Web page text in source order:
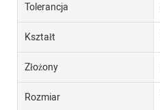
Tolerancja
Kształt
Złożony
Rozmiar